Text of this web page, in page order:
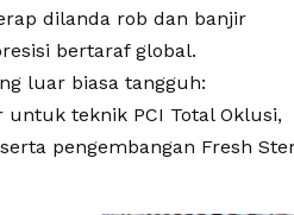
dilanda rob dan banjir
bertaraf global.
luar biasa tangguh:
untuk teknik PCI Total Oklusi,
pengembangan Fresh